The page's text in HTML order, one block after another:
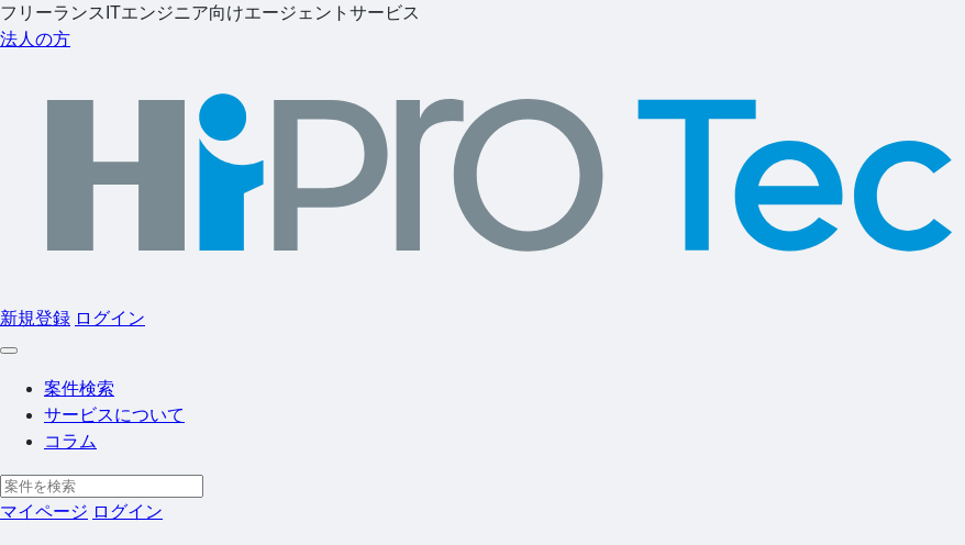
フリーランスITエンジニア向けエージェントサービス
法人の方
新規登録 ログイン
案件検索
サービスについて
コラム
マイページ ログイン